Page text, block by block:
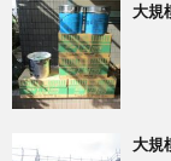
大規
大規